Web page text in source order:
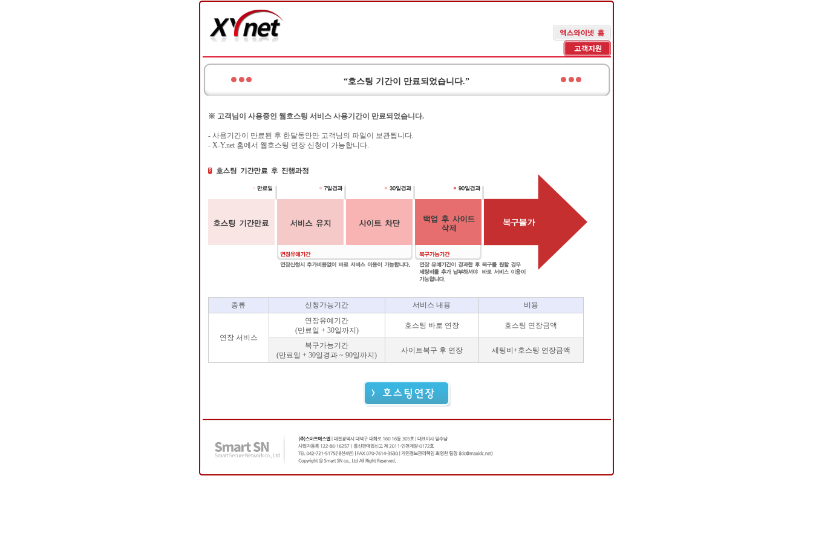
“호스팅 기간이 만료되었습니다.”
※ 고객님이 사용중인 웹호스팅 서비스 사용기간이 만료되었습니다.
- 사용기간이 만료된 후 한달동안만 고객님의 파일이 보관됩니다.
- X-Y.net 홈에서 웹호스팅 연장 신청이 가능합니다.
종류 신청가능기간 서비스 내용 비용
연장 서비스
연장유예기간
(만료일 + 30일까지)
호스팅 바로 연장 호스팅 연장금액
복구가능기간
(만료일 + 30일경과 ~ 90일까지)
사이트복구 후 연장 세팅비+호스팅 연장금액